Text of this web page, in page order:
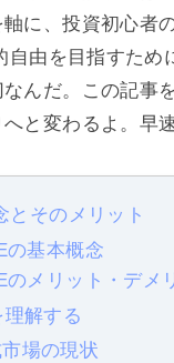
に、投資初心者
自由を目指すた
んだ。この記事
と変わるよ。早
とそのメリット
の基本概念
メリット・デメ
解する
場の現状